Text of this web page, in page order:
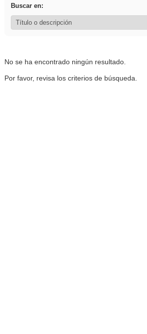
Buscar en:
No se ha encontrado ningún resultado.
Por favor, revisa los criterios de búsqueda.